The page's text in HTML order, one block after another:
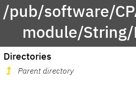
/pub/software/
module/String/
Directories
Parent directory